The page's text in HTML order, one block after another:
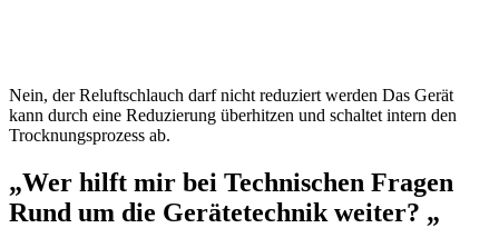
Nein, der Reluftschlauch darf nicht reduziert werden Das Gerät
kann durch eine Reduzierung überhitzen und schaltet intern den
Trocknungsprozess ab.
„Wer hilft mir bei Technischen Fragen
Rund um die Gerätetechnik weiter? „